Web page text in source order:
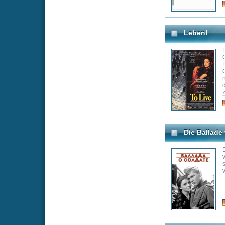
Genre:
Die Frau die singt -
Die in Montreal
Simon erfahren
dass sie einen
Der Notar, ein
Vergangenheit
zwei Briefe,
gerichtet.
sind, Simon
bricht Jeanne
Osten auf und
anderen ihrer
Genre:
Schlacht um Algier
Mit
Film die
Unabhängigkeit
1950er Jahren.
werden
Bomben in
sich der Folter,
brechen. Im
Algier gedreht,
Kriegsführung -
brutalen
Genre:
Iwans Kindheit
Im Mittelpunkt